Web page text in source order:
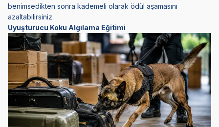
benimsedikten sonra kademeli olarak ödül aşamasını
azaltabilirsiniz.
Uyuşturucu Koku Algılama Eğitimi